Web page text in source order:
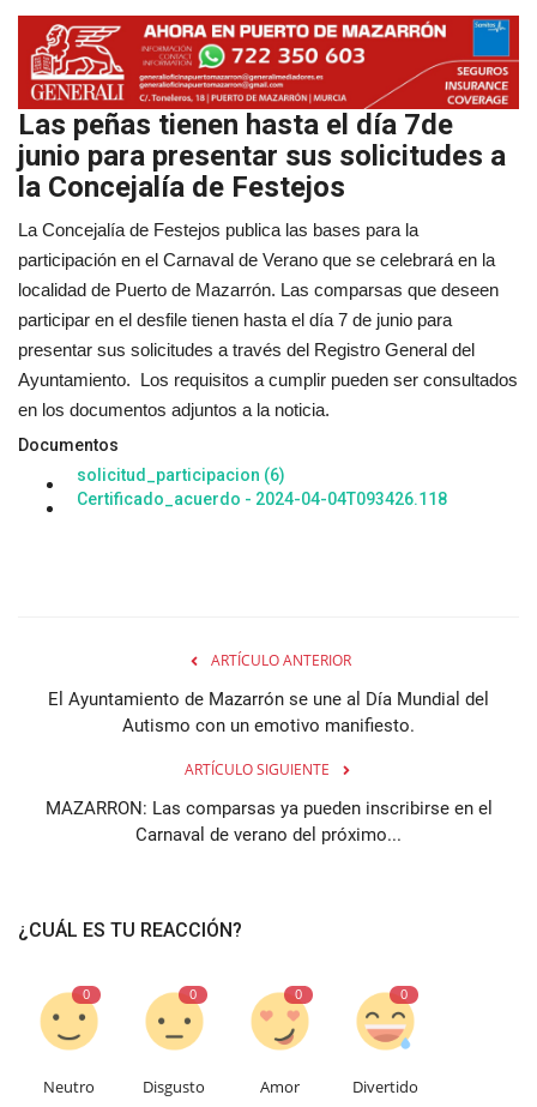
Contacto
Empresas
Las peñas tienen hasta el día 7de
junio para presentar sus solicitudes a
la Concejalía de Festejos
La Concejalía de Festejos publica las bases para la
participación en el Carnaval de Verano que se celebrará en la
localidad de Puerto de Mazarrón. Las comparsas que deseen
participar en el desfile tienen hasta el día 7 de junio para
presentar sus solicitudes a través del Registro General del
Ayuntamiento. Los requisitos a cumplir pueden ser consultados
en los documentos adjuntos a la noticia.
Documentos
solicitud_participacion (6)
Certificado_acuerdo - 2024-04-04T093426.118
ARTÍCULO ANTERIOR
El Ayuntamiento de Mazarrón se une al Día Mundial del
Autismo con un emotivo manifiesto.
ARTÍCULO SIGUIENTE
MAZARRON: Las comparsas ya pueden inscribirse en el
Carnaval de verano del próximo...
¿CUÁL ES TU REACCIÓN?
0
Neutro
0
Disgusto
0
Amor
0
Divertido